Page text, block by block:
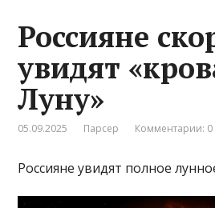
Россияне
увидят
Луну»
05.09.2025 Парсер Комментарии: 0
Россияне увидят полное